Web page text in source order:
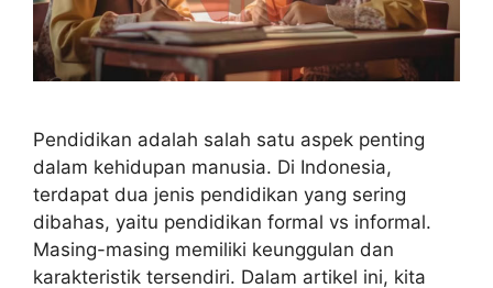
Pendidikan adalah salah satu aspek penting
dalam kehidupan manusia. Di Indonesia,
terdapat dua jenis pendidikan yang sering
dibahas, yaitu pendidikan formal vs informal.
Masing-masing memiliki keunggulan dan
karakteristik tersendiri. Dalam artikel ini, kita